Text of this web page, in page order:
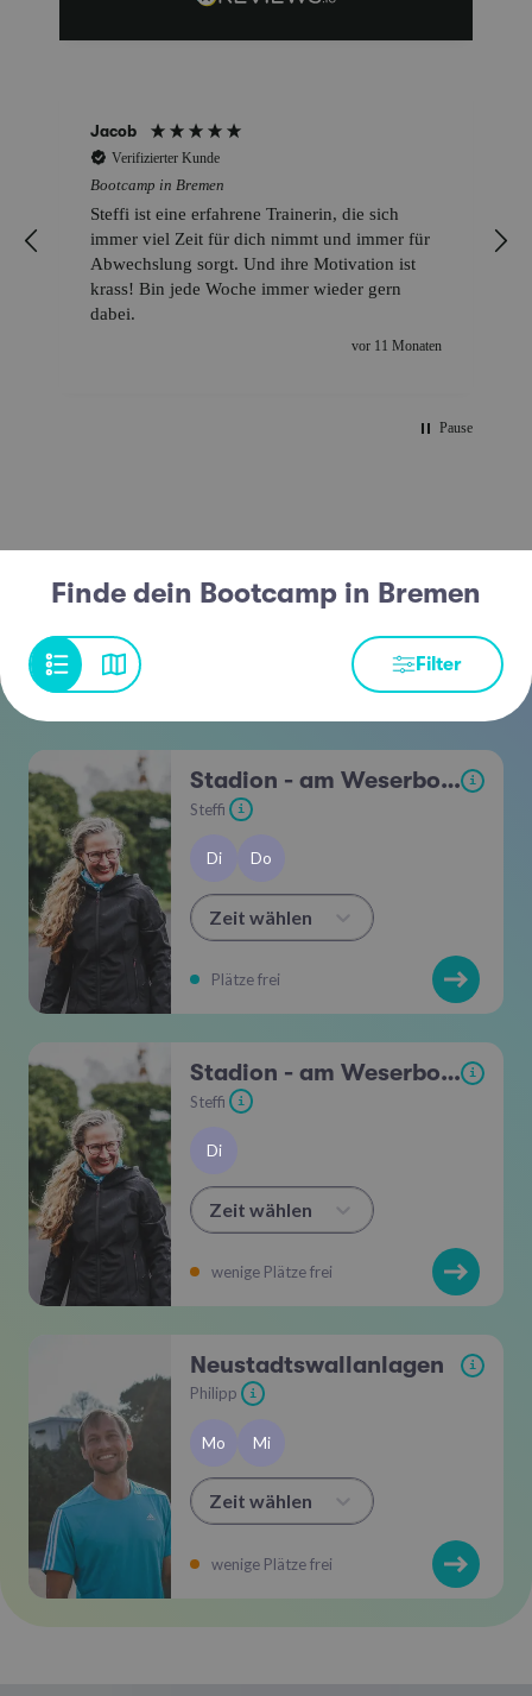
Jacob
Verifizierter Kunde
Bootcamp in Bremen
Steffi ist eine erfahrene Trainerin, die sich
immer viel Zeit für dich nimmt und immer für
Abwechslung sorgt. Und ihre Motivation ist
krass! Bin jede Woche immer wieder gern
dabei.
vor 11 Monaten
Pause
Finde dein Bootcamp in Bremen
Filter
Stadion - am Weserbogen i
Steffi i
Di Do
Zeit wählen
Plätze frei
Stadion - am Weserbogen i
Steffi i
Di
Zeit wählen
wenige Plätze frei
Neustadtswallanlagen i
Philipp i
Mo Mi
Zeit wählen
wenige Plätze frei